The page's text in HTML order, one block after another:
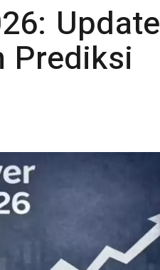
Update
Prediksi